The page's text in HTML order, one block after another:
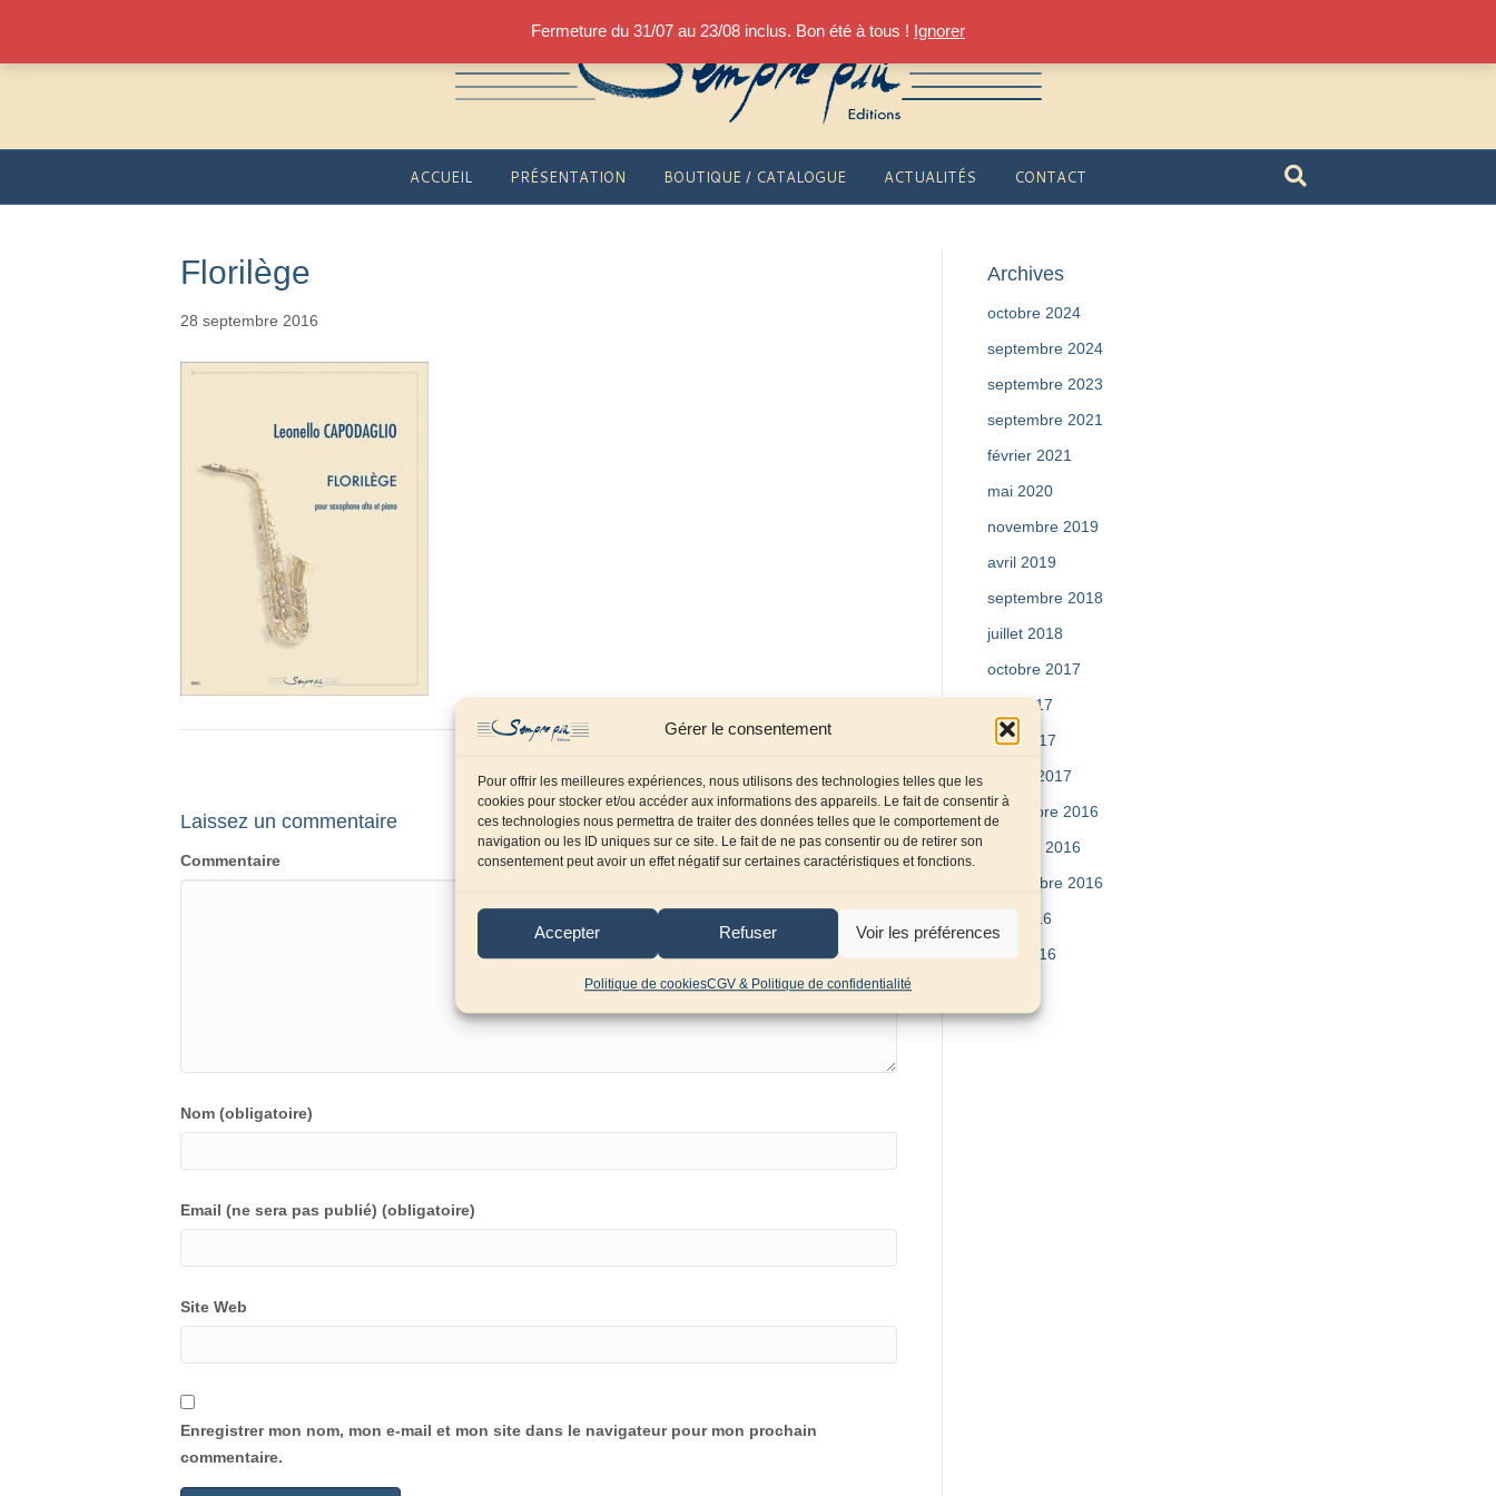
Gérer le consentement
Pour offrir les meilleures expériences, nous utilisons des technologies telles que les
cookies pour stocker et/ou accéder aux informations des appareils. Le fait de consentir à
ces technologies nous permettra de traiter des données telles que le comportement de
navigation ou les ID uniques sur ce site. Le fait de ne pas consentir ou de retirer son
consentement peut avoir un effet négatif sur certaines caractéristiques et fonctions.
Accepter Refuser Voir les préférences
Politique de cookiesCGV & Politique de confidentialité
Fermeture du 31/07 au 23/08 inclus. Bon été à tous ! Ignorer
ACCUEIL PRÉSENTATION BOUTIQUE / CATALOGUE ACTUALITÉS CONTACT
Florilège
28 septembre 2016
Laissez un commentaire
Commentaire
Nom (obligatoire)
Email (ne sera pas publié) (obligatoire)
Site Web
Enregistrer mon nom, mon e-mail et mon site dans le navigateur pour mon prochain
commentaire.
Archives
octobre 2024
septembre 2024
septembre 2023
septembre 2021
février 2021
mai 2020
novembre 2019
avril 2019
septembre 2018
juillet 2018
octobre 2017
mai 2017
avril 2017
février 2017
décembre 2016
octobre 2016
septembre 2016
juin 2016
avril 2016